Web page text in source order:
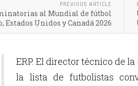
PREVIOUS ARTICLE
al Mundial de fútbol
Estados Unidos y Canadá 2026
BIGGER
ERP. El director técnico de
la lista de futbolistas